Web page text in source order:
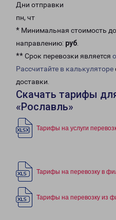
Дни отправки
пн, чт
* Минимальная стоимость
направлению: руб.
** Срок перевозки является
Рассчитайте в калькуляторе
доставки.
Скачать тарифы
«Рославль»
Тарифы на услуги
Тарифы на перевозку в
Тарифы на перевозку из